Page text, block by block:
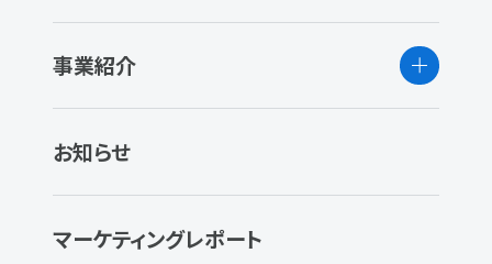
事業紹介
お知らせ
マーケティングレポート